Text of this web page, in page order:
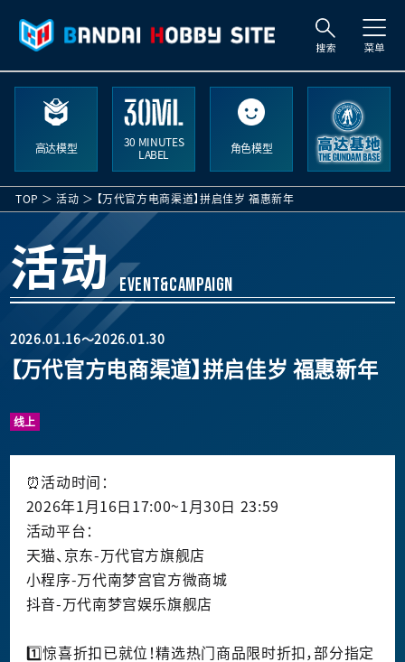
索
高达模型
30 MINUTES
LABEL
角色模型
TOP 活动 【万代官方电商渠道】拼启佳岁 福惠新年
活动 EVENT&CAMPAIGN
2026.01.16～2026.01.30
【万代官方电商渠道】拼启佳岁 福惠新年
线上
⏰活动时间：
2026年1月16日17:00~1月30日 23:59
活动平台：
天猫、京东-万代官方旗舰店
小程序-万代南梦宫官方微商城
抖音-万代南梦宫娱乐旗舰店
1️⃣惊喜折扣已就位！精选热门商品限时折扣，部分指定